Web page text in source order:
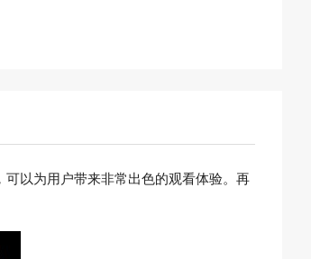
以为用户带来非常出色的观看体验。再